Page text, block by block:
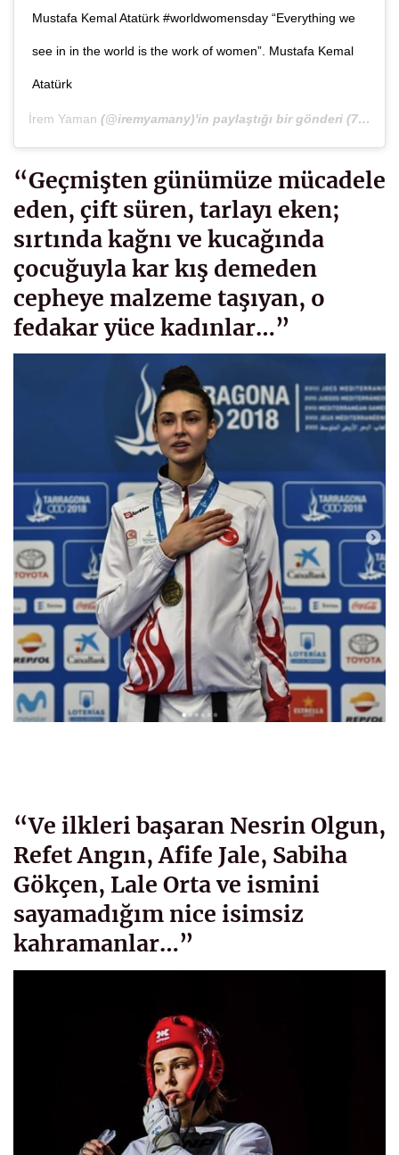
Mustafa Kemal Atatürk #worldwomensday “Everything we
see in in the world is the work of women”. Mustafa Kemal
Atatürk
İrem Yaman (@iremyamany)'in paylaştığı bir gönderi (7 Mar, 2019, 7:19öö PST
“Geçmişten günümüze mücadele
eden, çift süren, tarlayı eken;
sırtında kağnı ve kucağında
çocuğuyla kar kış demeden
cepheye malzeme taşıyan, o
fedakar yüce kadınlar…”
“Ve ilkleri başaran Nesrin Olgun,
Refet Angın, Afife Jale, Sabiha
Gökçen, Lale Orta ve ismini
sayamadığım nice isimsiz
kahramanlar…”